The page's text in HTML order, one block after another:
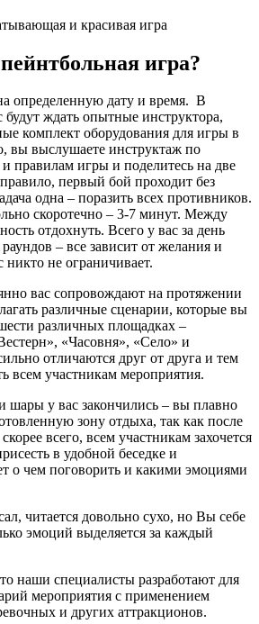
и красивая игра
игра?
определенную дату и время. В
будут ждать опытные инструктора,
комплект оборудования для игры в
вы выслушаете инструктаж по
и правилам игры и поделитесь на две
первый бой проходит без
одна – поразить всех противников.
скоротечно – 3-7 минут. Между
отдохнуть. Всего у вас за день
– все зависит от желания и
не ограничивает.
вас сопровождают на протяжении
различные сценарии, которые вы
различных площадках –
«Часовня», «Село» и
отличаются друг от друга и тем
всем участникам мероприятия.
шары у вас закончились – вы плавно
зону отдыха, так как после
всего, всем участникам захочется
в удобной беседке и
о чем поговорить и какими эмоциями
читается довольно сухо, но Вы себе
эмоций выделяется за каждый
наши специалисты разработают для
мероприятия с применением
и других аттракционов.